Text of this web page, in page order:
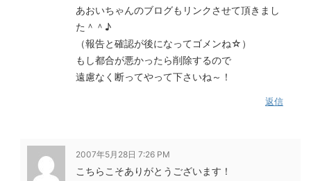
あおいちゃんのブログもリンクさせて頂きまし
た＾＾♪
（報告と確認が後になってゴメンね☆）
もし都合が悪かったら削除するので
遠慮なく断ってやって下さいね～！
返信
2007年5月28日 7:26 PM
こちらこそありがとうございます！